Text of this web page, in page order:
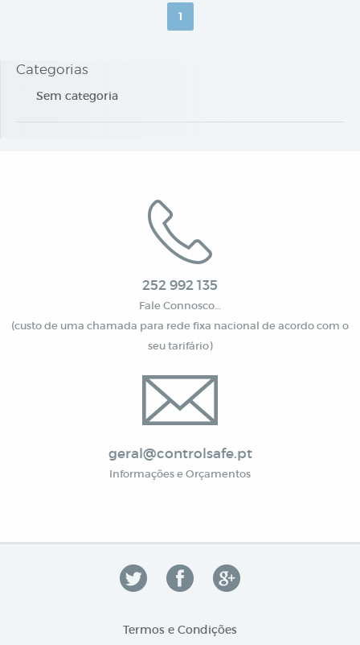
1
Categorias
Sem categoria
252 992 135
Fale Connosco…
(custo de uma chamada para rede fixa nacional de acordo com o
seu tarifário)
geral@controlsafe.pt
Informações e Orçamentos
Termos e Condições